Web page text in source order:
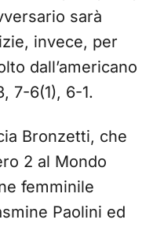
sarà
invece, per
dall’americano
7-6(1), 6-1.
Bronzetti, che
2 al Mondo
femminile
Paolini ed